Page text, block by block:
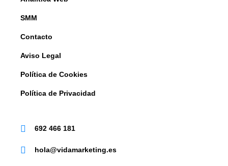
SMM
Contacto
Aviso Legal
Política de Cookies
Política de Privacidad
692 466 181
hola@vidamarketing.es